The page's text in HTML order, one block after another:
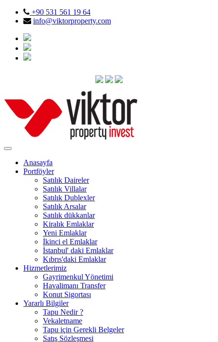
+90 531 561 19 64
info@viktorproperty.com
Anasayfa
Portföyler
Satılık Daireler
Satılık Villalar
Satılık Dublexler
Satılık Arsalar
Satılık dükkanlar
Kiralık Emlaklar
Yeni Emlaklar
İkinci el Emlaklar
İstanbul' daki Emlaklar
Kıbrıs'daki Emlaklar
Hizmetlerimiz
Gayrimenkul Yönetimi
Havalimanı Transfer
Konut Sigortası
Yararlı Bilgiler
Tapu Nedir ?
Vekaletname
Tapu için Gerekli Belgeler
Satış Sözleşmesi